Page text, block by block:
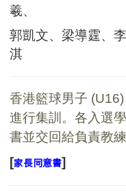
羲、
郭凱文、梁導霆、
淇
香港籃球男子
進行集訓。各入選
書並交回給負責教練
[家長同意書]